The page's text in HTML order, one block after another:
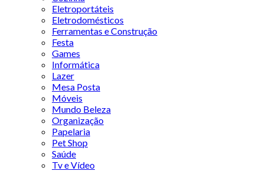
Eletroportáteis
Eletrodomésticos
Ferramentas e Construção
Festa
Games
Informática
Lazer
Mesa Posta
Móveis
Mundo Beleza
Organização
Papelaria
Pet Shop
Saúde
Tv e Vídeo